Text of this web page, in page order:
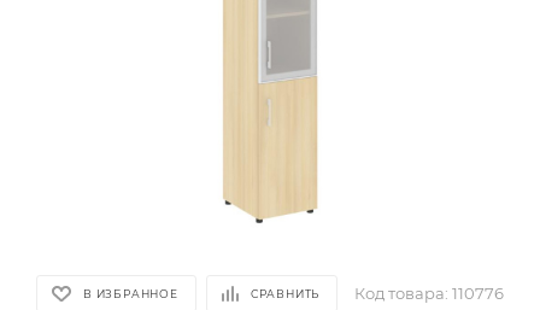
В ИЗБРАННОЕ СРАВНИТЬ Код товара: 110776